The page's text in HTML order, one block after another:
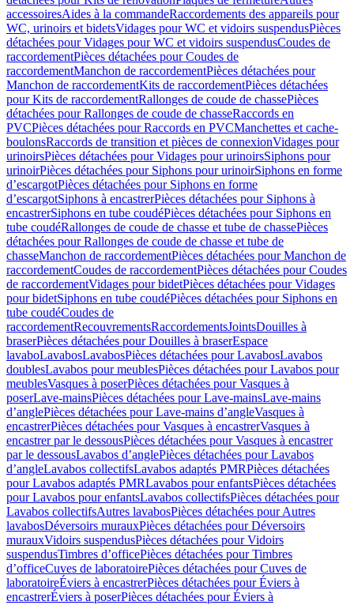
accessoiresAides à la commandeRaccordements des appareils pour
WC, urinoirs et bidetsVidages pour WC et vidoirs suspendusPièces
détachées pour Vidages pour WC et vidoirs suspendusCoudes de
raccordementPièces détachées pour Coudes de
raccordementManchon de raccordementPièces détachées pour
Manchon de raccordementKits de raccordementPièces détachées
pour Kits de raccordementRallonges de coude de chassePièces
détachées pour Rallonges de coude de chasseRaccords en
PVCPièces détachées pour Raccords en PVCManchettes et cache-
boulonsRaccords de transition et pièces de connexionVidages pour
urinoirsPièces détachées pour Vidages pour urinoirsSiphons pour
urinoirPièces détachées pour Siphons pour urinoirSiphons en forme
d’escargotPièces détachées pour Siphons en forme
d’escargotSiphons à encastrerPièces détachées pour Siphons à
encastrerSiphons en tube coudéPièces détachées pour Siphons en
tube coudéRallonges de coude de chasse et tube de chassePièces
détachées pour Rallonges de coude de chasse et tube de
chasseManchon de raccordementPièces détachées pour Manchon de
raccordementCoudes de raccordementPièces détachées pour Coudes
de raccordementVidages pour bidetPièces détachées pour Vidages
pour bidetSiphons en tube coudéPièces détachées pour Siphons en
tube coudéCoudes de
raccordementRecouvrementsRaccordementsJointsDouilles à
braserPièces détachées pour Douilles à braserEspace
lavaboLavabosLavabosPièces détachées pour LavabosLavabos
doublesLavabos pour meublesPièces détachées pour Lavabos pour
meublesVasques à poserPièces détachées pour Vasques à
poserLave-mainsPièces détachées pour Lave-mainsLave-mains
d’anglePièces détachées pour Lave-mains d’angleVasques à
encastrerPièces détachées pour Vasques à encastrerVasques à
encastrer par le dessousPièces détachées pour Vasques à encastrer
par le dessousLavabos d’anglePièces détachées pour Lavabos
d’angleLavabos collectifsLavabos adaptés PMRPièces détachées
pour Lavabos adaptés PMRLavabos pour enfantsPièces détachées
pour Lavabos pour enfantsLavabos collectifsPièces détachées pour
Lavabos collectifsAutres lavabosPièces détachées pour Autres
lavabosDéversoirs murauxPièces détachées pour Déversoirs
murauxVidoirs suspendusPièces détachées pour Vidoirs
suspendusTimbres dʼofficePièces détachées pour Timbres
dʼofficeCuves de laboratoirePièces détachées pour Cuves de
laboratoireÉviers à encastrerPièces détachées pour Éviers à
encastrerÉviers à poserPièces détachées pour Éviers à